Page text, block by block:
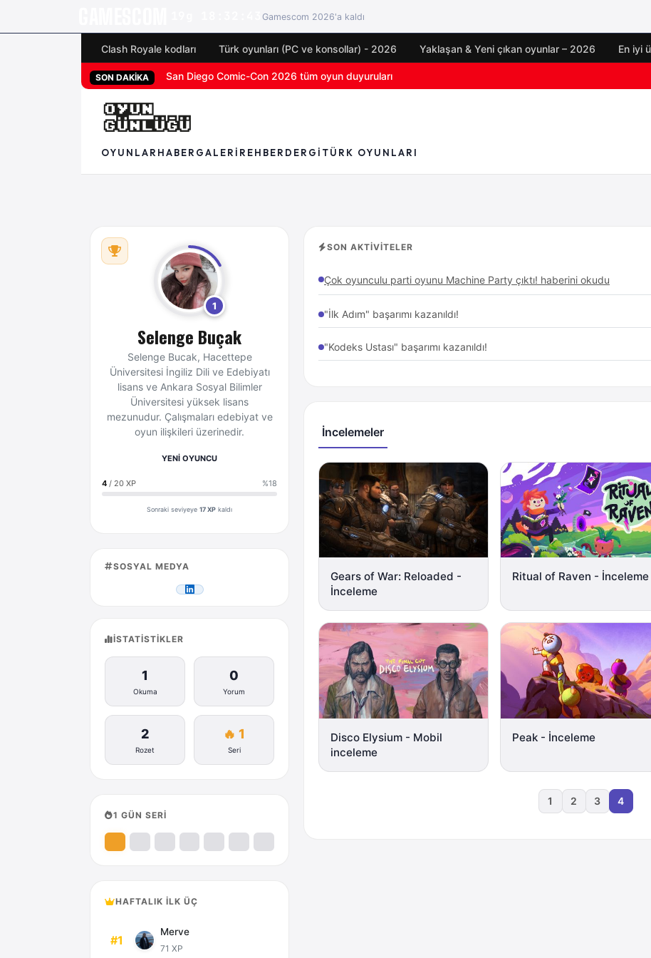
Gamescom 2026'a kaldı
Clash Royale kodları Türk oyunları (PC ve konsollar) - 2026 Yaklaşan & Yeni çıkan oyunlar – 2026 En iyi
SON DAKİKA San Diego Comic-Con 2026 tüm oyun duyuruları
PS5 özel oyunu God of War Laufey için çıkış tarihi açıklandı
OYUNLAR HABER GALERI REHBER DERGI TÜRK OYUNLARI
1
Selenge Buçak
Selenge Bucak, Hacettepe
Üniversitesi İngiliz Dili ve Edebiyatı
lisans ve Ankara Sosyal Bilimler
Üniversitesi yüksek lisans
mezunudur. Çalışmaları edebiyat ve
oyun ilişkileri üzerinedir.
YENİ OYUNCU
4 / 20 XP %18
Sonraki seviyeye 17 XP kaldı
SOSYAL MEDYA
İSTATISTIKLER
1
Okuma
0
Yorum
2
Rozet
🔥 1
Seri
1 GÜN SERİ
HAFTALIK İLK ÜÇ
#1
Merve
71 XP
SON AKTIVITELER
Çok oyunculu parti oyunu Machine Party çıktı! haberini okudu
"İlk Adım" başarımı kazanıldı!
"Kodeks Ustası" başarımı kazanıldı!
İncelemeler
Gears of War: Reloaded -
İnceleme
Ritual of Raven - İnceleme
Disco Elysium - Mobil
inceleme
Peak - İnceleme
1 2 3 4